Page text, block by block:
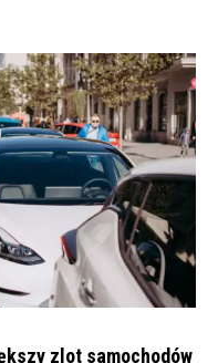
zlot samochodów